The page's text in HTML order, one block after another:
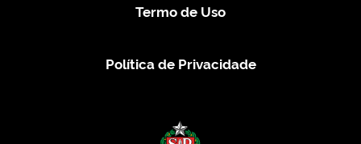
Termo de Uso
Política de Privacidade